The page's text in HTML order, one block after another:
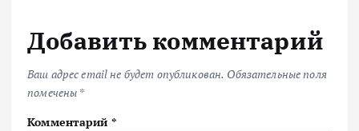
Добавить комментарий
Ваш адрес email не будет опубликован. Обязательные поля
помечены *
Комментарий *